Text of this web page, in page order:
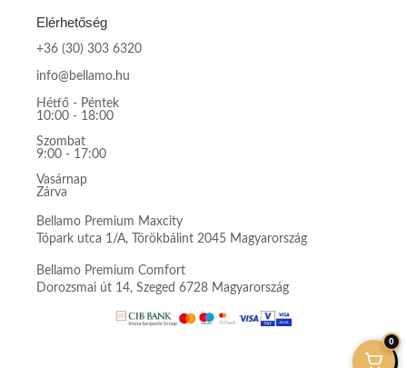
Elérhetőség
+36 (30) 303 6320
info@bellamo.hu
Hétfő - Péntek
10:00 - 18:00
Szombat
9:00 - 17:00
Vasárnap
Zárva
Bellamo Premium Maxcity
Tópark utca 1/A, Törökbálint 2045 Magyarország
Bellamo Premium Comfort
Dorozsmai út 14, Szeged 6728 Magyarország
0